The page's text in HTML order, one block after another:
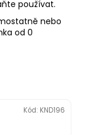
používat.
nebo
od 0
Kód: KND196